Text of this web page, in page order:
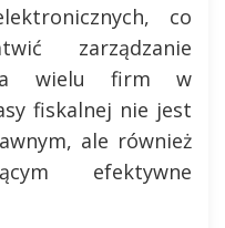
co
zarządzanie
wielu firm w
fiskalnej nie jest
ale również
efektywne